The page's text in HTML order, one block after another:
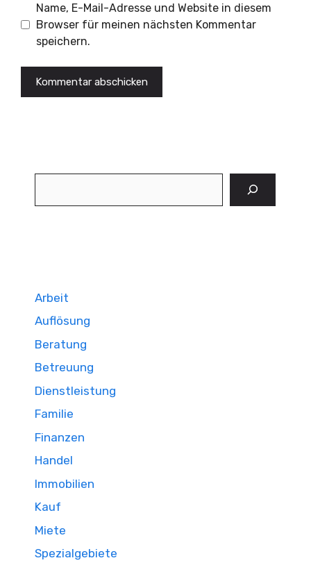
Name, E-Mail-Adresse und Website in diesem
Browser für meinen nächsten Kommentar
speichern.
Arbeit
Auflösung
Beratung
Betreuung
Dienstleistung
Familie
Finanzen
Handel
Immobilien
Kauf
Miete
Spezialgebiete